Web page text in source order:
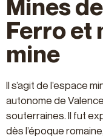
Mines
Ferro et
mine
Il s’agit de l’espace
autonome de
souterraines. Il fut
dès l’époque